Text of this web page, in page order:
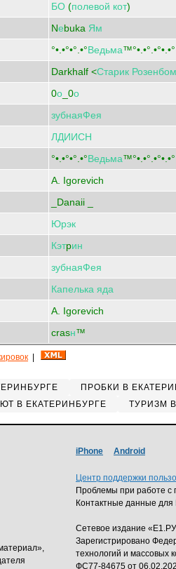
БО (полевой кот)
Nеbuka Ям
°•.•°•°.•°Ведьма™°•.•°.•°•.•°
Darkhalf <Старик
0о _0о
зубнаяФея
ЛДИИСН
°•.•°•°.•°Ведьма™°•.•°.•°•.•°
A. Igorevich
_Danaii _
Юрэк
Кэтpин
зубнаяФея
Капелька яда
A. Igorevich
crasн™
ПРОБКИ В
В ЕКАТЕРИНБУРГЕ ТУРИЗМ
iPhone Android
Центр поддержки
Проблемы при работе с
Контактные данные для
Сетевое издание
Зарегистрировано
технологий и массовых
ФС77-84675 от